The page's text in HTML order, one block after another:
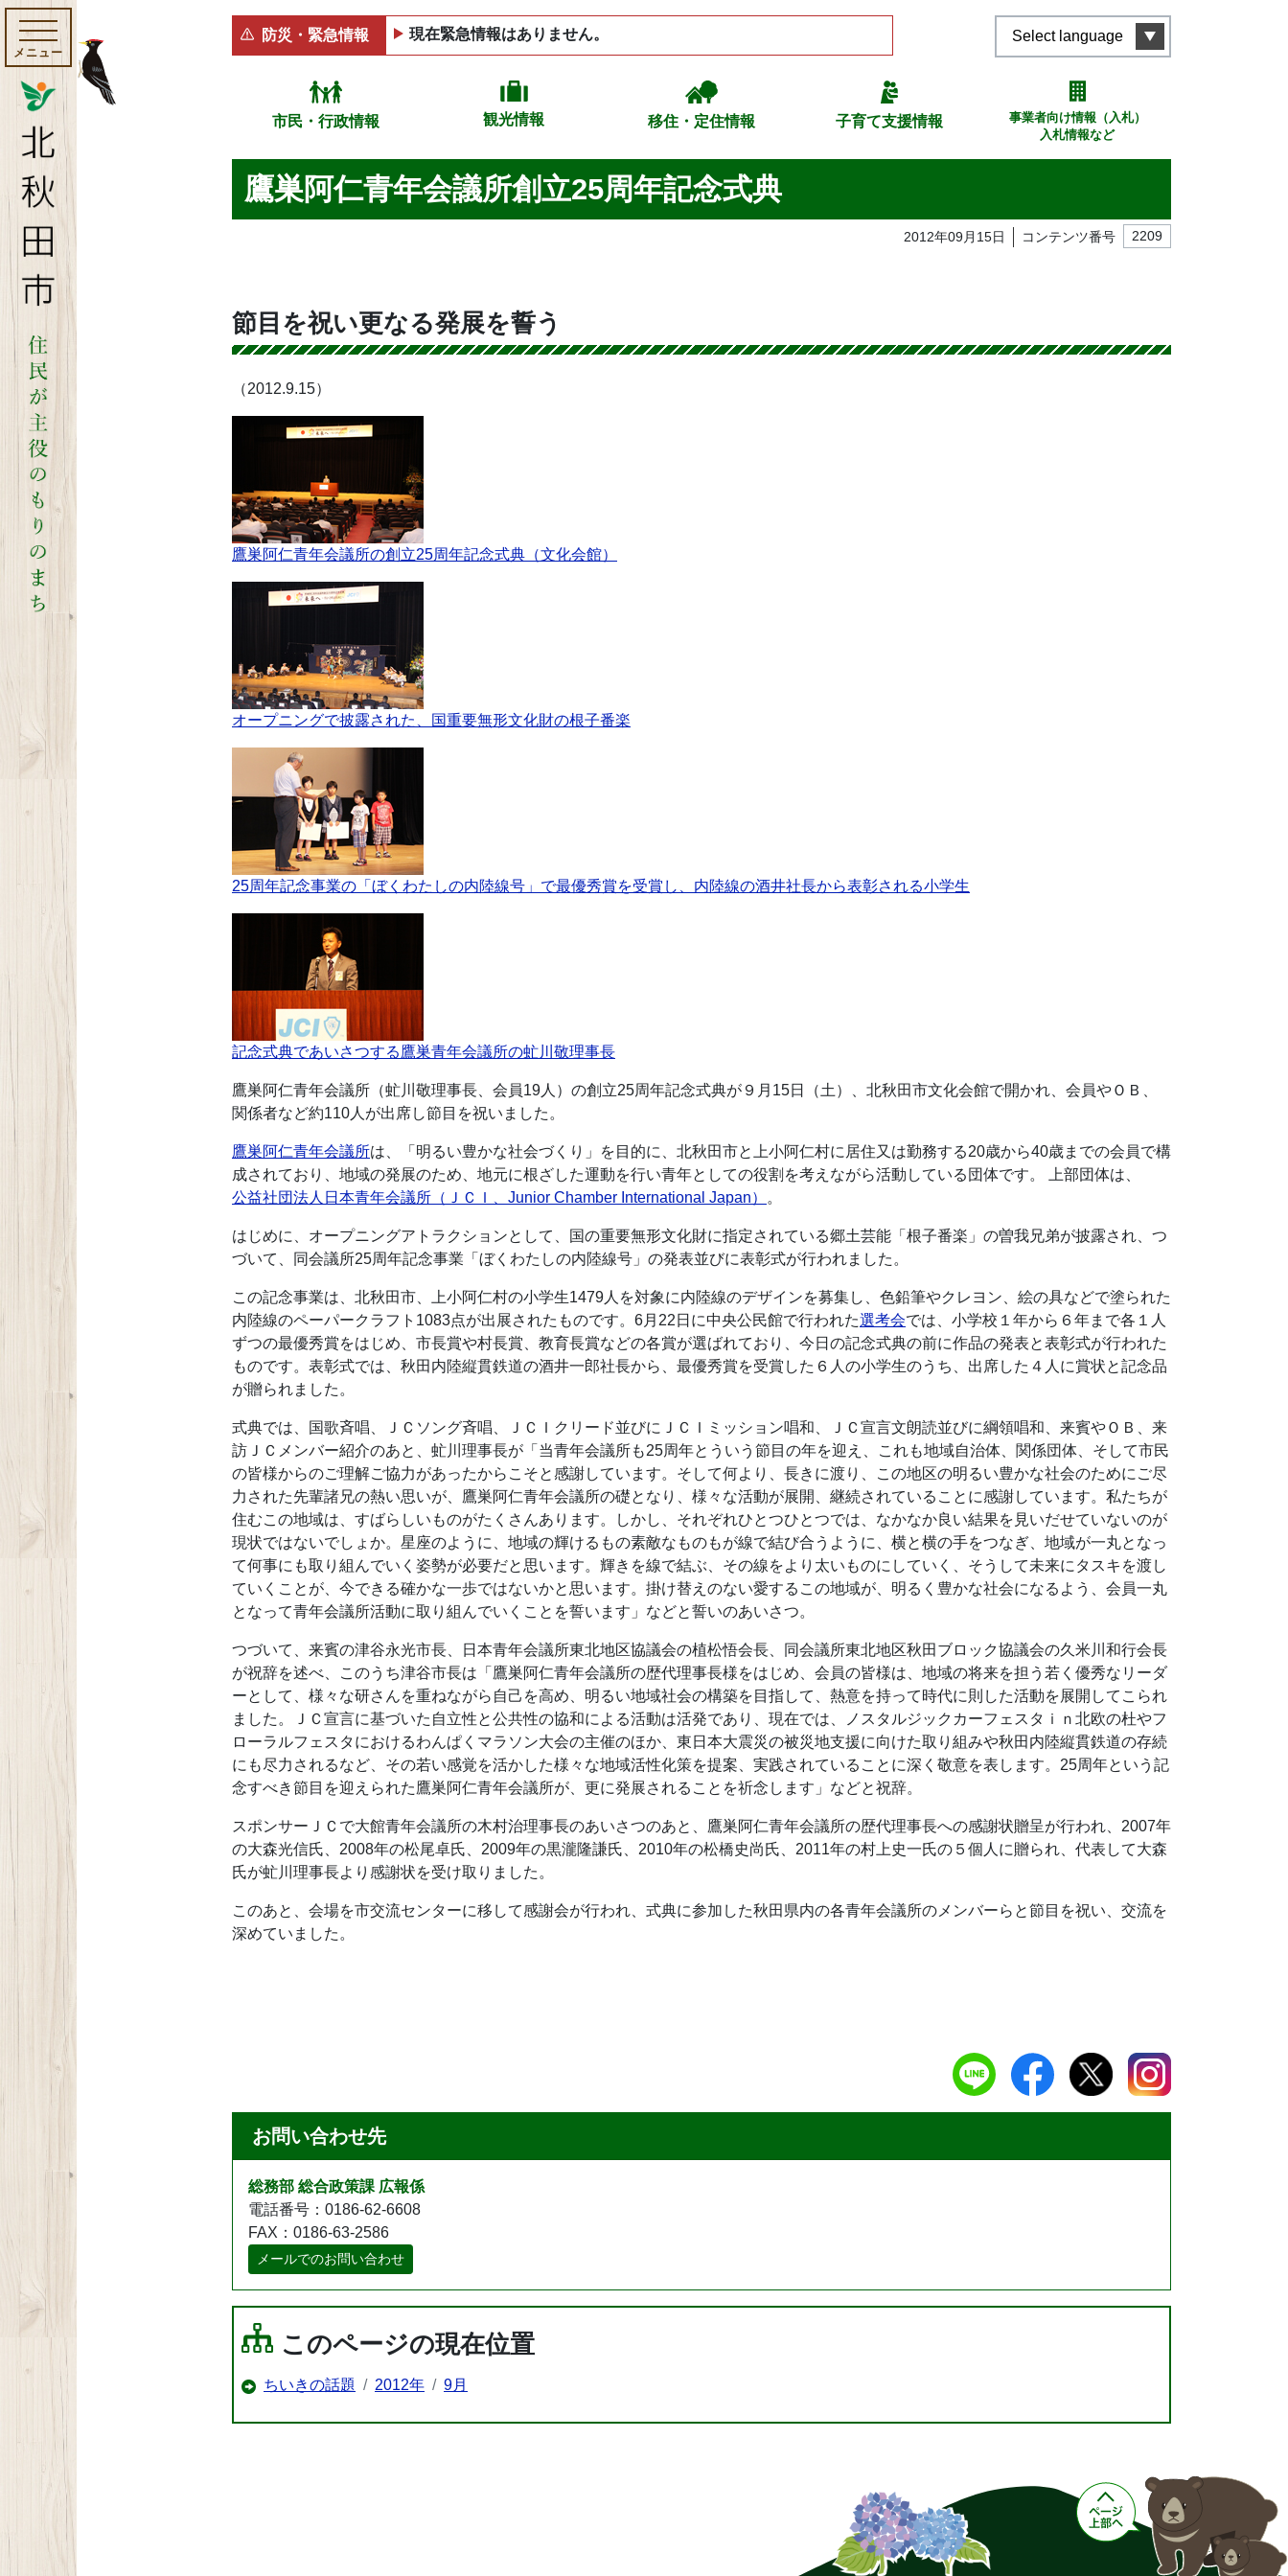
メニュー
防災・緊急情報 現在緊急情報はありません。 Select language
市民・行政情報 観光情報 移住・定住情報 子育て支援情報
事業者向け情報（入札）
入札情報など
鷹巣阿仁青年会議所創立25周年記念式典
2012年09月15日 コンテンツ番号 2209
節目を祝い更なる発展を誓う
（2012.9.15）
鷹巣阿仁青年会議所の創立25周年記念式典（文化会館）
オープニングで披露された、国重要無形文化財の根子番楽
25周年記念事業の「ぼくわたしの内陸線号」で最優秀賞を受賞し、内陸線の酒井社長から表彰される小学生
記念式典であいさつする鷹巣青年会議所の虻川敬理事長
鷹巣阿仁青年会議所（虻川敬理事長、会員19人）の創立25周年記念式典が９月15日（土）、北秋田市文化会館で開かれ、会員やＯＢ、
関係者など約110人が出席し節目を祝いました。
鷹巣阿仁青年会議所は、「明るい豊かな社会づくり」を目的に、北秋田市と上小阿仁村に居住又は勤務する20歳から40歳までの会員で構
成されており、地域の発展のため、地元に根ざした運動を行い青年としての役割を考えながら活動している団体です。 上部団体は、
公益社団法人日本青年会議所（ＪＣＩ、Junior Chamber International Japan）
。
はじめに、オープニングアトラクションとして、国の重要無形文化財に指定されている郷土芸能「根子番楽」の曽我兄弟が披露され、つ
づいて、同会議所25周年記念事業「ぼくわたしの内陸線号」の発表並びに表彰式が行われました。
この記念事業は、北秋田市、上小阿仁村の小学生1479人を対象に内陸線のデザインを募集し、色鉛筆やクレヨン、絵の具などで塗られた
内陸線のペーパークラフト1083点が出展されたものです。6月22日に中央公民館で行われた選考会では、小学校１年から６年まで各１人
ずつの最優秀賞をはじめ、市長賞や村長賞、教育長賞などの各賞が選ばれており、今日の記念式典の前に作品の発表と表彰式が行われた
ものです。表彰式では、秋田内陸縦貫鉄道の酒井一郎社長から、最優秀賞を受賞した６人の小学生のうち、出席した４人に賞状と記念品
が贈られました。
式典では、国歌斉唱、ＪＣソング斉唱、ＪＣＩクリード並びにＪＣＩミッション唱和、ＪＣ宣言文朗読並びに綱領唱和、来賓やＯＢ、来
訪ＪＣメンバー紹介のあと、虻川理事長が「当青年会議所も25周年とういう節目の年を迎え、これも地域自治体、関係団体、そして市民
の皆様からのご理解ご協力があったからこそと感謝しています。そして何より、長きに渡り、この地区の明るい豊かな社会のためにご尽
力された先輩諸兄の熱い思いが、鷹巣阿仁青年会議所の礎となり、様々な活動が展開、継続されていることに感謝しています。私たちが
住むこの地域は、すばらしいものがたくさんあります。しかし、それぞれひとつひとつでは、なかなか良い結果を見いだせていないのが
現状ではないでしょか。星座のように、地域の輝けるもの素敵なものもが線で結び合うように、横と横の手をつなぎ、地域が一丸となっ
て何事にも取り組んでいく姿勢が必要だと思います。輝きを線で結ぶ、その線をより太いものにしていく、そうして未来にタスキを渡し
ていくことが、今できる確かな一歩ではないかと思います。掛け替えのない愛するこの地域が、明るく豊かな社会になるよう、会員一丸
となって青年会議所活動に取り組んでいくことを誓います」などと誓いのあいさつ。
つづいて、来賓の津谷永光市長、日本青年会議所東北地区協議会の植松悟会長、同会議所東北地区秋田ブロック協議会の久米川和行会長
が祝辞を述べ、このうち津谷市長は「鷹巣阿仁青年会議所の歴代理事長様をはじめ、会員の皆様は、地域の将来を担う若く優秀なリーダ
ーとして、様々な研さんを重ねながら自己を高め、明るい地域社会の構築を目指して、熱意を持って時代に則した活動を展開してこられ
ました。ＪＣ宣言に基づいた自立性と公共性の協和による活動は活発であり、現在では、ノスタルジックカーフェスタｉｎ北欧の杜やフ
ローラルフェスタにおけるわんぱくマラソン大会の主催のほか、東日本大震災の被災地支援に向けた取り組みや秋田内陸縦貫鉄道の存続
にも尽力されるなど、その若い感覚を活かした様々な地域活性化策を提案、実践されていることに深く敬意を表します。25周年という記
念すべき節目を迎えられた鷹巣阿仁青年会議所が、更に発展されることを祈念します」などと祝辞。
スポンサーＪＣで大館青年会議所の木村治理事長のあいさつのあと、鷹巣阿仁青年会議所の歴代理事長への感謝状贈呈が行われ、2007年
の大森光信氏、2008年の松尾卓氏、2009年の黒瀧隆謙氏、2010年の松橋史尚氏、2011年の村上史一氏の５個人に贈られ、代表して大森
氏が虻川理事長より感謝状を受け取りました。
このあと、会場を市交流センターに移して感謝会が行われ、式典に参加した秋田県内の各青年会議所のメンバーらと節目を祝い、交流を
深めていました。
お問い合わせ先
総務部 総合政策課 広報係
電話番号：0186-62-6608
FAX：0186-63-2586
メールでのお問い合わせ
このページの現在位置
ちいきの話題 2012年 9月